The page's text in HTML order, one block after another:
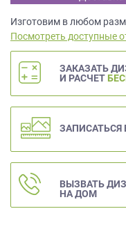
Изготовим в любом
Посмотреть доступные
ЗАКАЗАТЬ
И РАСЧЕТ
ЗАПИСАТЬСЯ
ВЫЗВАТЬ
НА ДОМ
данных.